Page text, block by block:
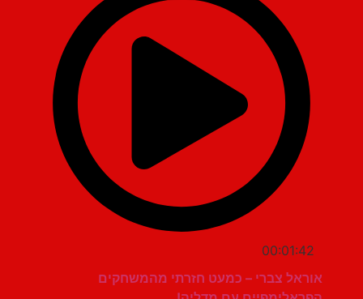
00:01:42
אוראל צברי – כמעט חזרתי מהמשחקים